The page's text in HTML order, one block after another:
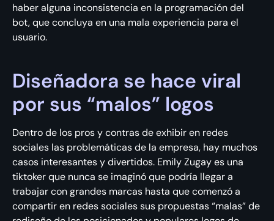
haber alguna inconsistencia en la programación del
bot, que concluya en una mala experiencia para el
usuario.
Diseñadora se hace viral
por sus “malos” logos
Dentro de los pros y contras de exhibir en redes
sociales las problemáticas de la empresa, hay muchos
casos interesantes y divertidos. Emily Zugay es una
tiktoker que nunca se imaginó que podría llegar a
trabajar con grandes marcas hasta que comenzó a
compartir en redes sociales sus propuestas “malas” de